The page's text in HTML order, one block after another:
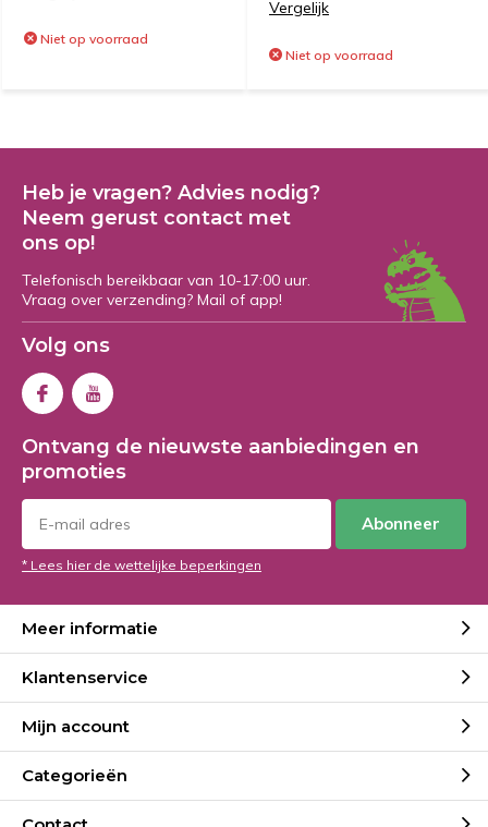
Niet op voorraad
Vergelijk
Niet op voorraad
Heb je vragen? Advies nodig?
Neem gerust contact met
ons op!
Telefonisch bereikbaar van 10-17:00 uur.
Vraag over verzending? Mail of app!
Volg ons
Ontvang de nieuwste aanbiedingen en
promoties
Abonneer
* Lees hier de wettelijke beperkingen
Meer informatie
Klantenservice
Mijn account
Categorieën